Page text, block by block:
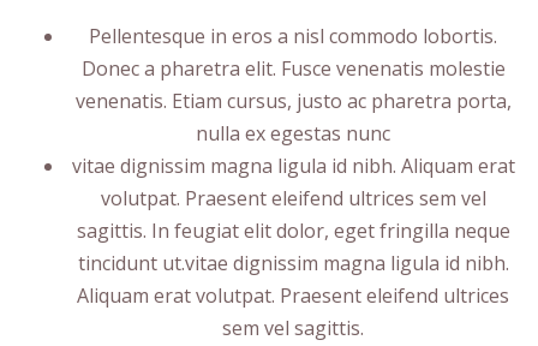
Pellentesque in eros a nisl commodo lobortis.
Donec a pharetra elit. Fusce venenatis molestie
venenatis. Etiam cursus, justo ac pharetra porta,
nulla ex egestas nunc
vitae dignissim magna ligula id nibh. Aliquam erat
volutpat. Praesent eleifend ultrices sem vel
sagittis. In feugiat elit dolor, eget fringilla neque
tincidunt ut.vitae dignissim magna ligula id nibh.
Aliquam erat volutpat. Praesent eleifend ultrices
sem vel sagittis.